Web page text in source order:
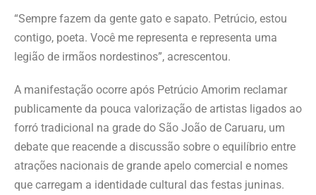
“Sempre fazem da gente gato e sapato. Petrúcio, estou
contigo, poeta. Você me representa e representa uma
legião de irmãos nordestinos”, acrescentou.
A manifestação ocorre após Petrúcio Amorim reclamar
publicamente da pouca valorização de artistas ligados ao
forró tradicional na grade do São João de Caruaru, um
debate que reacende a discussão sobre o equilíbrio entre
atrações nacionais de grande apelo comercial e nomes
que carregam a identidade cultural das festas juninas.